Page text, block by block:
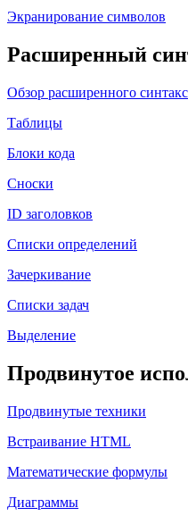
Экранирование символов
Расширенный
Обзор расширенного
Таблицы
Блоки кода
Сноски
ID заголовков
Списки определений
Зачеркивание
Списки задач
Выделение
Продвинутое
Продвинутые техники
Встраивание HTML
Математические формулы
Диаграммы